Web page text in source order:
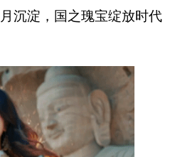
沉淀，国之瑰宝绽放时代